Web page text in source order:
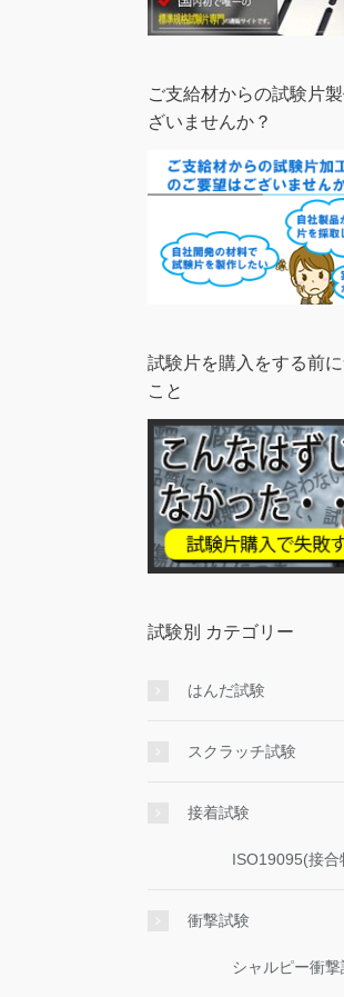
ご支給材からの試験片
ざいませんか？
試験片を購入をする前
こと
試験別 カテゴリー
はんだ試験
スクラッチ試験
接着試験
ISO19095(接合
衝撃試験
シャルピー衝